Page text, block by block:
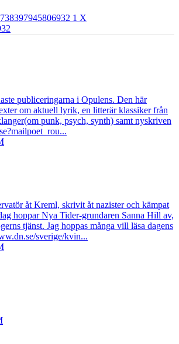
1 X
publiceringarna i Opulens. Den här
om aktuell lyrik, en litterär klassiker från
punk, psych, synth) samt nyskriven
åt Kreml, skrivit åt nazister och kämpat
hoppar Nya Tider-grundaren Sanna Hill av,
tjänst. Jag hoppas många vill läsa dagens
sverige/kvin...